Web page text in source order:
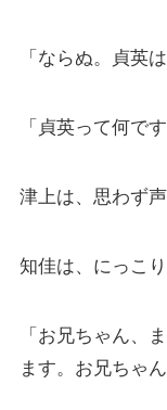
「ならぬ。貞英
「貞英って何で
津上は、思わず声
知佳は、にっこ
「お兄ちゃん、
ます。お兄ちゃ